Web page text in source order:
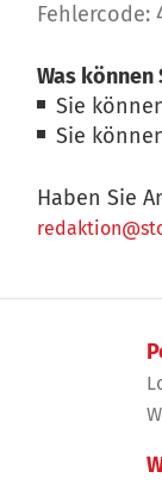
Fehlercode:
Was können
Sie
Sie
Haben Sie